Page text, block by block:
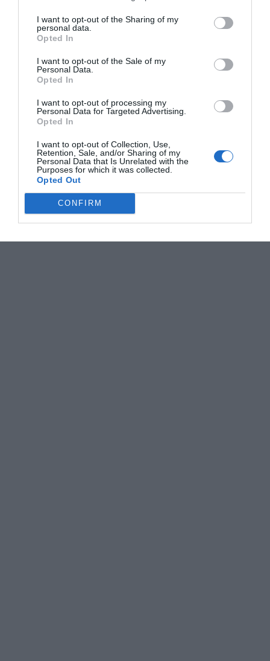
I want to opt-out of the Sharing of my
personal data.
Opted In
I want to opt-out of the Sale of my
Personal Data.
Opted In
I want to opt-out of processing my
Personal Data for Targeted Advertising.
Opted In
I want to opt-out of Collection, Use,
Retention, Sale, and/or Sharing of my
Personal Data that Is Unrelated with the
Purposes for which it was collected.
Opted Out
CONFIRM